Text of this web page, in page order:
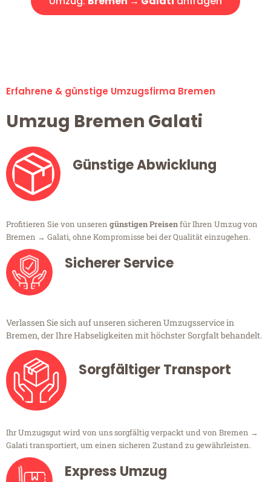
Erfahrene & günstige Umzugsfirma Bremen
Umzug Bremen Galati
Günstige Abwicklung
Profitieren Sie von unseren günstigen Preisenfür Ihren Umzug von
Bremen → Galati, ohne Kompromisse bei der Qualität einzugehen.
Sicherer Service
Verlassen Sie sich auf unseren sicheren Umzugsservice in
Bremen, der Ihre Habseligkeiten mit höchster Sorgfalt behandelt.
Sorgfältiger Transport
Ihr Umzugsgut wird von uns sorgfältig verpackt und von Bremen →
Galati transportiert, um einen sicheren Zustand zu gewährleisten.
Express Umzug